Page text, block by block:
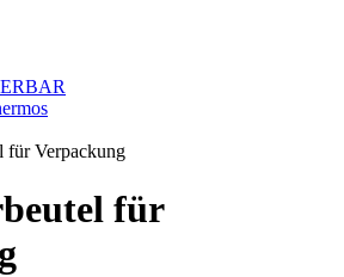
für Verpackung
für